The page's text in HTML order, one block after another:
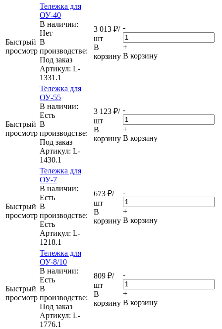
Быстрый
просмотр
Тележка для
ОУ-40
В наличии:
Нет
В
производстве:
Под заказ
Артикул: L-
1331.1
3 013 ₽/
шт
В
корзину
-
+
В корзину
Быстрый
просмотр
Тележка для
ОУ-55
В наличии:
Eсть
В
производстве:
Под заказ
Артикул: L-
1430.1
3 123 ₽/
шт
В
корзину
-
+
В корзину
Быстрый
просмотр
Тележка для
ОУ-7
В наличии:
Eсть
В
производстве:
Есть
Артикул: L-
1218.1
673 ₽/
шт
В
корзину
-
+
В корзину
Быстрый
просмотр
Тележка для
ОУ-8/10
В наличии:
Eсть
В
производстве:
Под заказ
Артикул: L-
1776.1
809 ₽/
шт
В
корзину
-
+
В корзину